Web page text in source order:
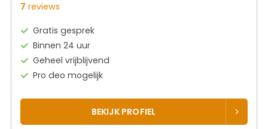
7 reviews
Gratis gesprek
Binnen 24 uur
Geheel vrijblijvend
Pro deo mogelijk
BEKIJK PROFIEL